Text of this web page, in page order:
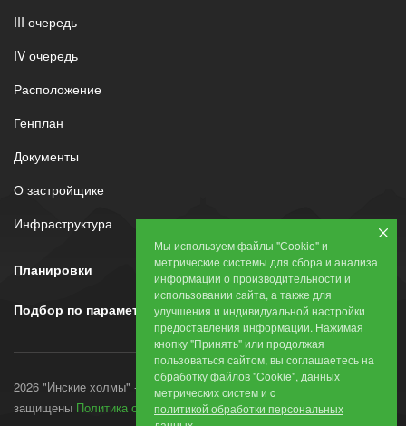
III очередь
IV очередь
Расположение
Генплан
Документы
О застройщике
Инфраструктура
Планировки
Подбор по параметрам
2026 "Инские холмы" - все права
защищены Политика обработки персональных
Мы используем файлы "Сookie" и
метрические системы для сбора и анализа
информации о производительности и
использовании сайта, а также для
улучшения и индивидуальной настройки
предоставления информации. Нажимая
кнопку "Принять" или продолжая
пользоваться сайтом, вы соглашаетесь на
обработку файлов "Cookie", данных
метрических систем и c
политикой обработки персональных